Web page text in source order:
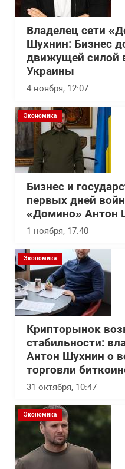
Владелец сети
Шухнин: Бизнес
движущей силой
Украины
4 ноября, 12:07
Экономика
Бизнес и
первых дней
«Домино» Антон
1 ноября, 17:40
Экономика
Крипторынок
стабильности:
Антон Шухнин о
торговли
31 октября, 10:47
Экономика